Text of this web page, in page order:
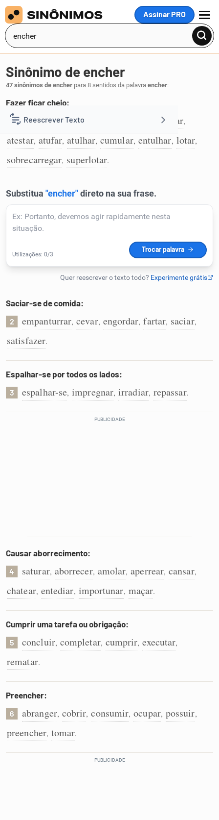
Assinar PRO
MENU
Reescrever Texto
Resumir Texto
Detector de IA
Humanizador de IA
Caça-palavras
Dicionário
Sinônimo de encher
47 sinônimos de encher para 8 sentidos da palavra encher:
Fazer ficar cheio:
1 rechear,abarrotar assoberbar,
atestar, atufar, atulhar, cumular, entulhar, lotar,
sobrecarregar, superlotar.
Saciar-se de comida:
2 empanturrar, cevar, engordar, fartar, saciar,
satisfazer.
Espalhar-se por todos os lados:
3 espalhar-se, impregnar, irradiar, repassar.
Causar aborrecimento:
4 saturar, aborrecer, amolar, aperrear, cansar,
chatear, entediar, importunar, maçar.
Cumprir uma tarefa ou obrigação:
5 concluir, completar, cumprir, executar,
rematar.
Preencher:
6 abranger, cobrir, consumir, ocupar, possuir,
preencher, tomar.